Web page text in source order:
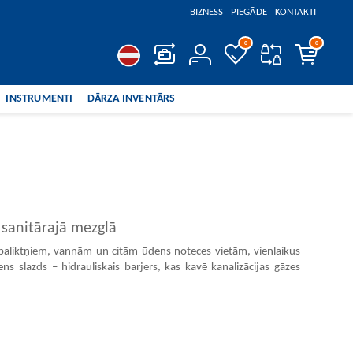
BIZNESS PIEGĀDE KONTAKTI
REĢISTRĒT
0 00
VANNAS ISTABAS AKSESUĀRI
INSTRUMENTI DĀRZA INVENTĀRS
SPAIŅI, DĀRZA LEJKANNAS, SMIDZINĀTĀJI
mezglā
vannām un citām ūdens noteces vietām, vienlaikus
slazds – hidrauliskais barjers, kas kavē kanalizācijas gāzes